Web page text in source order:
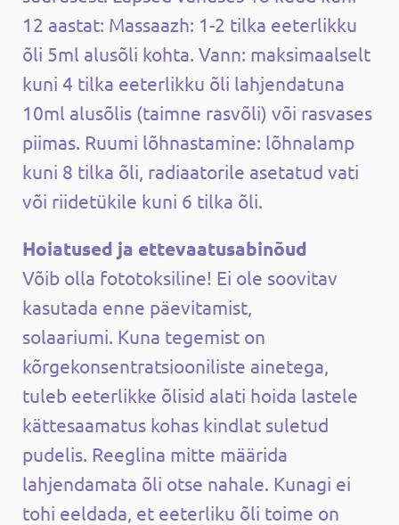
12 aastat: Massaazh: 1-2 tilka eeterlikku
õli 5ml alusõli kohta. Vann: maksimaalselt
kuni 4 tilka eeterlikku õli lahjendatuna
10ml alusõlis (taimne rasvõli) või rasvases
piimas. Ruumi lõhnastamine: lõhnalamp
kuni 8 tilka õli, radiaatorile asetatud vati
või riidetükile kuni 6 tilka õli.
Hoiatused ja ettevaatusabinõud
Võib olla fototoksiline! Ei ole soovitav
kasutada enne päevitamist,
solaariumi. Kuna tegemist on
kõrgekonsentratsiooniliste ainetega,
tuleb eeterlikke õlisid alati hoida lastele
kättesaamatus kohas kindlat suletud
pudelis. Reeglina mitte määrida
lahjendamata õli otse nahale. Kunagi ei
tohi eeldada, et eeterliku õli toime on